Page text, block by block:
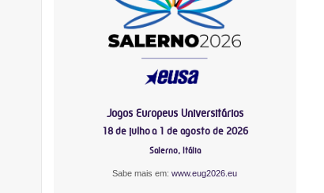
Jogos Europeus Universitários
18 de julho a 1 de agosto de 2026
Salerno, Itália
Sabe mais em:www.eug2026.eu